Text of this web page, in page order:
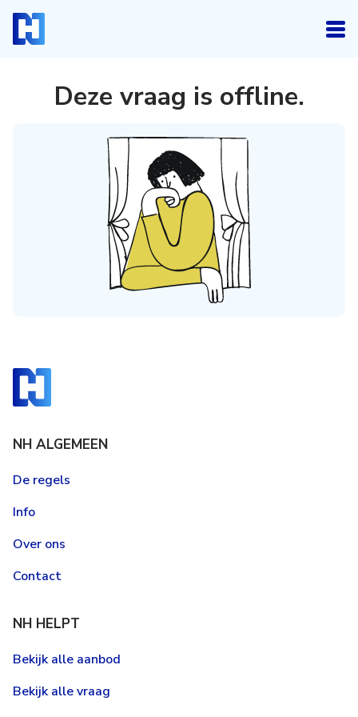
Deze vraag is offline.
NH ALGEMEEN
De regels
Info
Over ons
Contact
NH HELPT
Bekijk alle aanbod
Bekijk alle vraag
Inloggen
Heb je een account? Log dan in.
Login
Account aanmaken
Heb je nog geen account, maar wil je die graag